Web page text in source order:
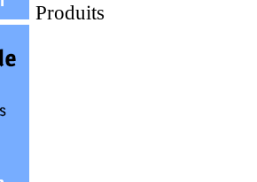
Produits